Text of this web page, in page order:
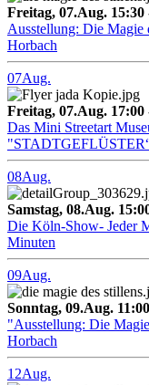
Freitag, 07.Aug.
Ausstellung: Die Magie
Horbach
07Aug.
Freitag, 07.Aug.
Das Mini Streetart
08Aug.
Samstag, 08.Aug.
Die Köln-Show- Jeder
Minuten
09Aug.
Sonntag, 09.Aug.
"Ausstellung: Die
Horbach
12Aug.